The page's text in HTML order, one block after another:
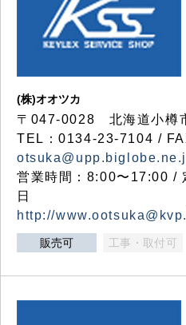
(株)オオツカ
〒047-0028 北海道小樽
TEL：0134-23-7104 /
営業時間：8:00〜17:00 /
日
http://
販売可 工事・取付可